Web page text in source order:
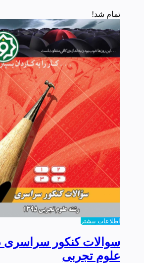
تمام شد!
اطلاعات بیشتر
علوم تجربی